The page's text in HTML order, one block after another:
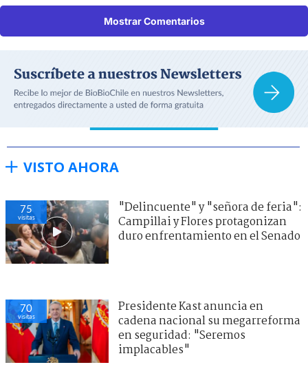
Mostrar Comentarios
VISTO AHORA
75
visitas
"Delincuente" y "señora de feria":
Campillai y Flores protagonizan
duro enfrentamiento en el Senado
70
visitas
Presidente Kast anuncia en
cadena nacional su megarreforma
en seguridad: "Seremos
implacables"